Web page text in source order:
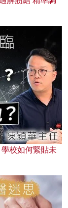
校如何緊貼未